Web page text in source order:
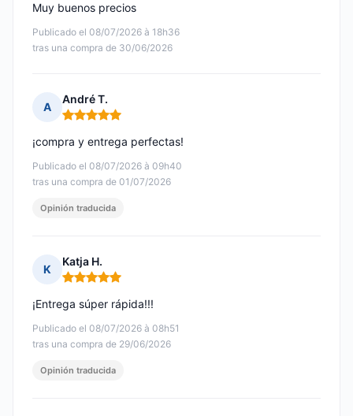
Publicado el 08/07/2026 à 18h36
tras una compra de 30/06/2026
Muy buenos precios
A
André T.
Nota: 5 de 5
Publicado el 08/07/2026 à 09h40
tras una compra de 01/07/2026
¡compra y entrega perfectas!
Opinión traducida
K
Katja H.
Nota: 5 de 5
Publicado el 08/07/2026 à 08h51
tras una compra de 29/06/2026
¡Entrega súper rápida!!!
Opinión traducida